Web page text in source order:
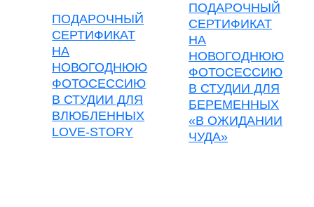
ПОДАРОЧНЫЙ
СЕРТИФИКАТ
НА
НОВОГОДНЮЮ
ФОТОСЕССИЮ
В СТУДИИ ДЛЯ
ВЛЮБЛЕННЫХ
LOVE-STORY
ПОДАРОЧНЫЙ
СЕРТИФИКАТ
НА
НОВОГОДНЮЮ
ФОТОСЕССИЮ
В СТУДИИ ДЛЯ
БЕРЕМЕННЫХ
«В ОЖИДАНИИ
ЧУДА»